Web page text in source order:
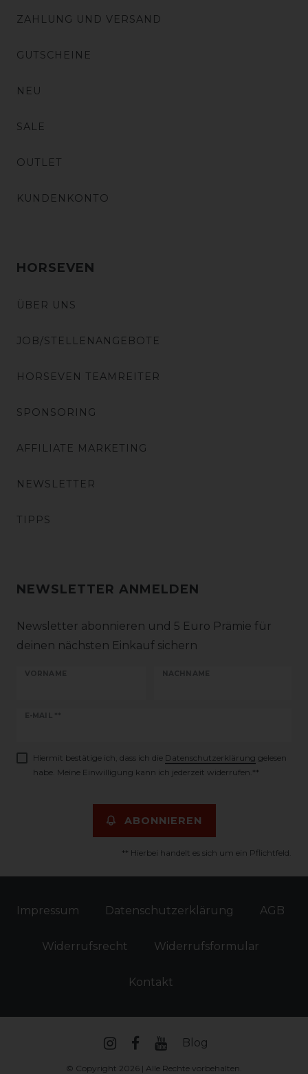
ZAHLUNG UND VERSAND
GUTSCHEINE
NEU
SALE
OUTLET
KUNDENKONTO
HORSEVEN
ÜBER UNS
JOB/STELLENANGEBOTE
HORSEVEN TEAMREITER
SPONSORING
AFFILIATE MARKETING
NEWSLETTER
TIPPS
NEWSLETTER ANMELDEN
Newsletter abonnieren und 5 Euro Prämie für
deinen nächsten Einkauf sichern
VORNAME NACHNAME
E-MAIL **
Newsletter
Hiermit bestätige ich, dass ich die Daten­schutz­erklärung gelesen
habe. Meine Einwilligung kann ich jederzeit widerrufen.**
ABONNIEREN
** Hierbei handelt es sich um ein Pflichtfeld.
Impressum Daten­schutz­erklärung AGB
Widerrufs­recht Widerrufs­formular
Kontakt
Blog
© Copyright 2026 | Alle Rechte vorbehalten.